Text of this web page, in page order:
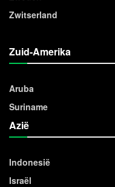
Zwitserland
Zuid-Amerika
Aruba
Suriname
Azië
Indonesië
Israël